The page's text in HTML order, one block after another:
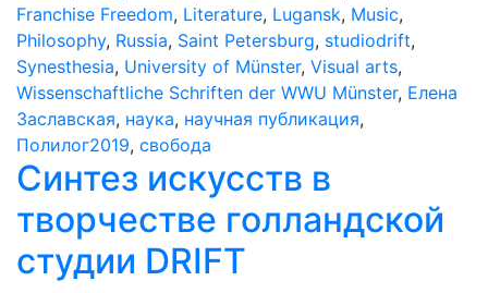
Franchise Freedom, Literature, Lugansk, Music,
Philosophy, Russia, Saint Petersburg, studiodrift,
Synesthesia, University of Münster, Visual arts,
Wissenschaftliche Schriften der WWU Münster, Елена
Заславская, наука, научная публикация,
Полилог2019, свобода
Синтез искусств в
творчестве голландской
студии DRIFT